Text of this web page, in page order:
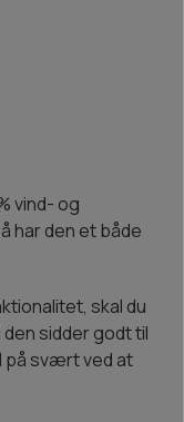
vind- og
har den et både
skal du
sidder godt til
på svært ved at